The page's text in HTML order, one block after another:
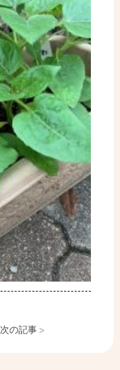
次の記事 >